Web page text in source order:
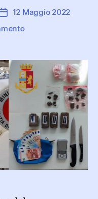
Data12 Maggio 2022
su
spacciatori.
Denunciato
per
gravi
minacce
tramite
social